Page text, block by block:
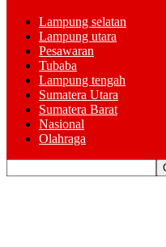
Lampung selatan
Lampung utara
Pesawaran
Tubaba
Lampung tengah
Sumatera Utara
Sumatera Barat
Nasional
Olahraga